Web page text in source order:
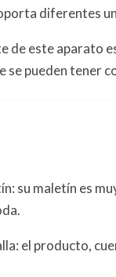
diferentes
de este aparato
se pueden tener
su maletín es
el producto,